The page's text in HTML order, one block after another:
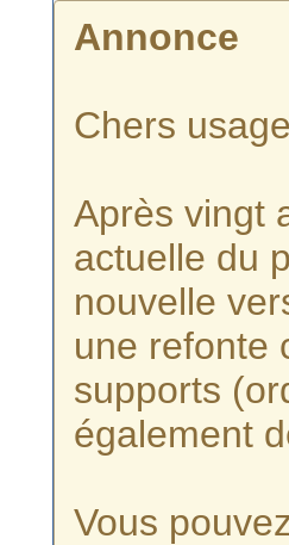
Annonce
Chers
Après vingt
actuelle du
nouvelle
une refonte
supports
également
Vous